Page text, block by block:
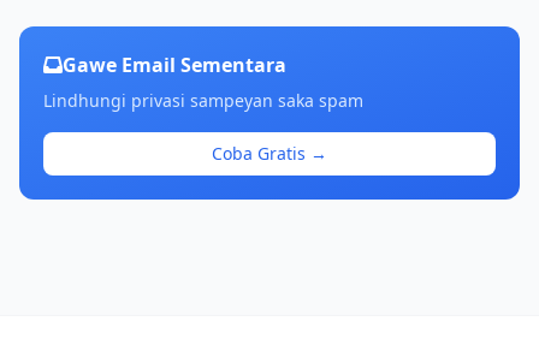
Gawe Email Sementara
Lindhungi privasi sampeyan saka spam
Coba Gratis →